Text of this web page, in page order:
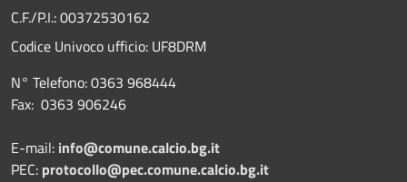
C.F./P.I.: 00372530162
Codice Univoco ufficio: UF8DRM
N° Telefono: 0363 968444
Fax: 0363 906246
E-mail: info@comune.calcio.bg.it
PEC: protocollo@pec.comune.calcio.bg.it